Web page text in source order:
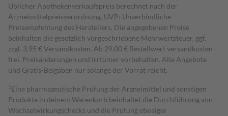
Üblicher Apothekenverkaufspreis berechnet nach der
Arzneimittelpreisverordnung. UVP: Unverbindliche
Preisempfehlung des Herstellers. Die angegebenen Preise
beinhalten die gesetzlich vorgeschriebene Mehrwertsteuer, ggf.
zzgl. 3,95 € Versandkosten. Ab 29,00 € Bestell­wert versand­kosten­
frei. Preisänderungen und Irrtümer vorbehalten. Alle Angebote
und Gratis-Beigaben nur solange der Vorrat reicht.
1 Eine pharmazeutische Prüfung der Arzneimittel und sonstigen
Produkte in deinem Warenkorb beinhaltet die Durchführung von
Wechselwirkungschecks und die Prüfung etwaiger